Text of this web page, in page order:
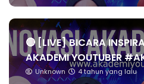
🔴 [LIVE] BICARA
AKADEMI YOUTUBER
Unknown 4 tahun yang lalu